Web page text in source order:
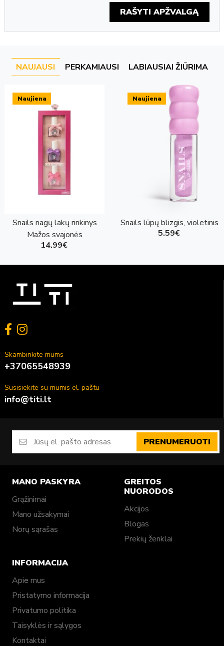
RAŠYTI APŽVALGĄ
NAUJAUSI PERKAMIAUSI LABIAUSIAI ŽIŪRIMA
Naujiena
Snails nagų lakų rinkinys
Mažos svajonės
14.99€
Naujiena
Snails lūpų blizgis, violetinis
5.59€
Skambinkite mums
+37065548939
Susisiekite su mumis el. paštu
info@titi.lt
PRENUMERUOTI
MANO PASKYRA
Grąžinimai
Mano užsakymai
Norų sąrašas
GREITOS
NUORODOS
Akcijos
Blogas
Prekių ženklai
INFORMACIJA
Apie mus
Pristatymo informacija
Privatumo politika
Taisyklės ir sąlygos
Kontaktai